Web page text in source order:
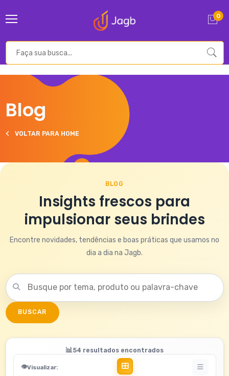
0
Blog
VOLTAR PARA HOME
BLOG
Insights frescos para
impulsionar seus brindes
Encontre novidades, tendências e boas práticas que usamos no
dia a dia na Jagb.
Buscar no blog
BUSCAR
54 resultados encontrados
Visualizar: